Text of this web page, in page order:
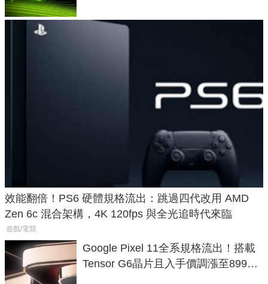
效能翻倍！PS6 硬體規格流出：跳過四代改用 AMD
Zen 6c 混合架構，4K 120fps 與全光追時代來臨
遊戲/電競
Google Pixel 11全系規格流出！搭載
Tensor G6晶片且入手價調漲至899美